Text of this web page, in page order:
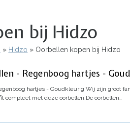
bij Hidzo
Hidzo Oorbellen kopen bij Hidzo
- Regenboog hartjes -
hartjes - Goudkleurig Wij zijn groot
compleet met deze oorbellen.De oorbellen…